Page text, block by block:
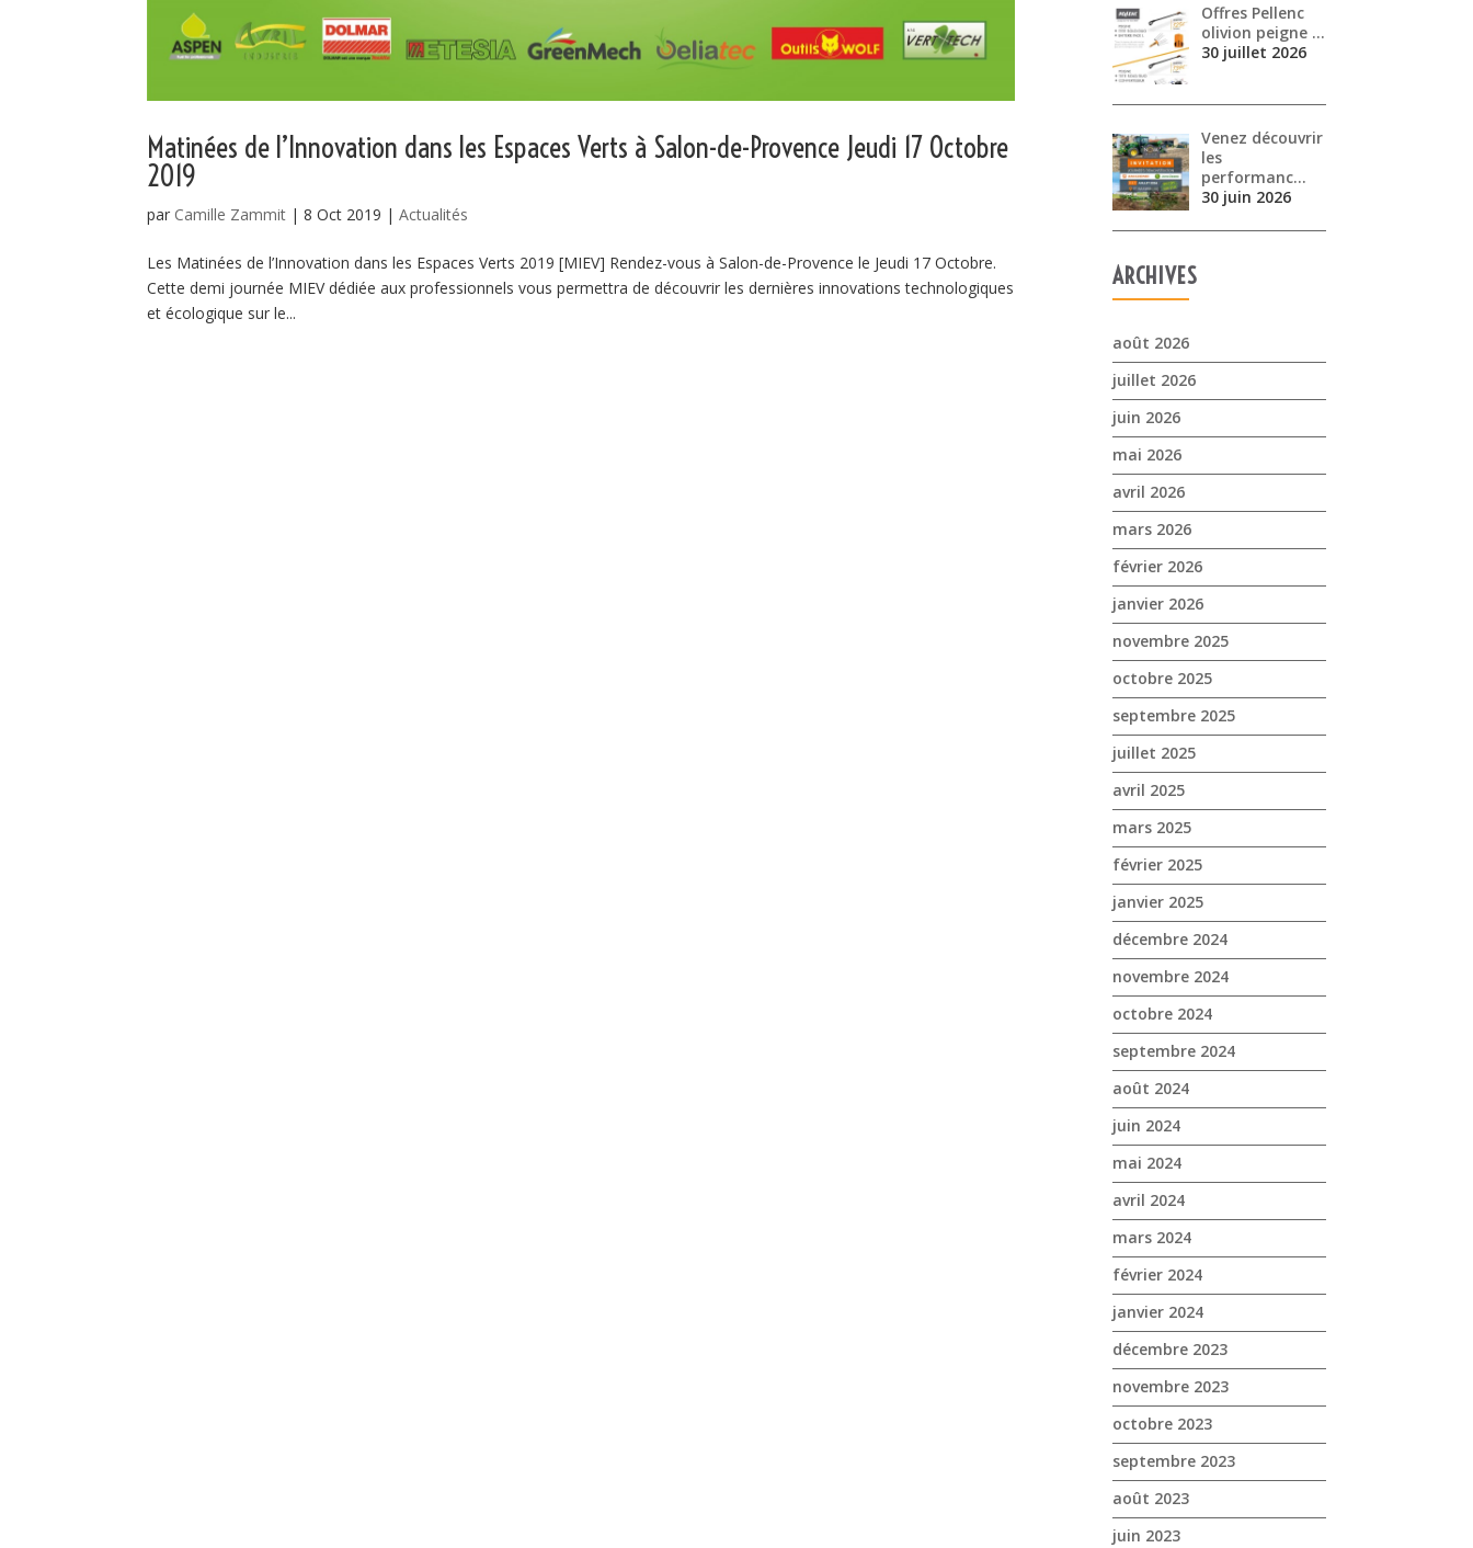
Matinées de l’Innovation dans les Espaces Verts à Salon-de-Provence Jeudi 17 Octobre
2019
par Camille Zammit |8 Oct 2019 |Actualités
Les Matinées de l’Innovation dans les Espaces Verts 2019 [MIEV] Rendez-vous à Salon-de-Provence le Jeudi 17 Octobre.
Cette demi journée MIEV dédiée aux professionnels vous permettra de découvrir les dernières innovations technologiques
et écologique sur le...
Offres Pellenc
olivion peigne …
30 juillet 2026
Venez découvrir
les
performanc…
30 juin 2026
ARCHIVES
août 2026
juillet 2026
juin 2026
mai 2026
avril 2026
mars 2026
février 2026
janvier 2026
novembre 2025
octobre 2025
septembre 2025
juillet 2025
avril 2025
mars 2025
février 2025
janvier 2025
décembre 2024
novembre 2024
octobre 2024
septembre 2024
août 2024
juin 2024
mai 2024
avril 2024
mars 2024
février 2024
janvier 2024
décembre 2023
novembre 2023
octobre 2023
septembre 2023
août 2023
juin 2023